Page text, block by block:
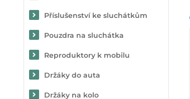
Příslušenství ke sluchátkům
Pouzdra na sluchátka
Reproduktory k mobilu
Držáky do auta
Držáky na kolo